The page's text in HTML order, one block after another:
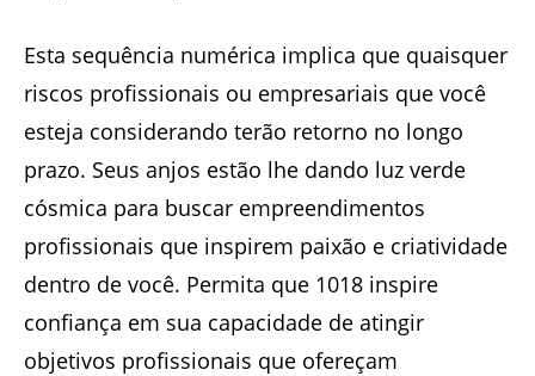
Esta sequência numérica implica que quaisquer
riscos profissionais ou empresariais que você
esteja considerando terão retorno no longo
prazo. Seus anjos estão lhe dando luz verde
cósmica para buscar empreendimentos
profissionais que inspirem paixão e criatividade
dentro de você. Permita que 1018 inspire
confiança em sua capacidade de atingir
objetivos profissionais que ofereçam